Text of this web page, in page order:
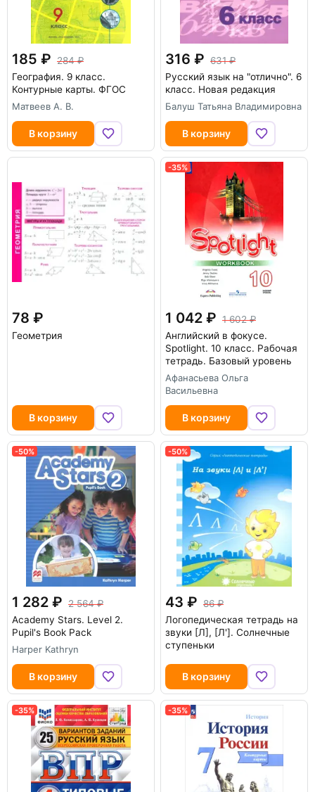
185
284
География. 9 класс.
Контурные карты. ФГОС
Матвеев А. В.
В корзину
316
631
Русский язык на "отлично". 6
класс. Новая редакция
Балуш Татьяна Владимировна
В корзину
78
Геометрия
В корзину
-35%
1 042
1 602
Английский в фокусе.
Spotlight. 10 класс. Рабочая
тетрадь. Базовый уровень
Афанасьева Ольга
Васильевна
В корзину
-50%
1 282
2 564
Academy Stars. Level 2.
Pupil's Book Pack
Harper Kathryn
В корзину
-50%
43
86
Логопедическая тетрадь на
звуки [Л], [Л']. Солнечные
ступеньки
В корзину
-35% -35%